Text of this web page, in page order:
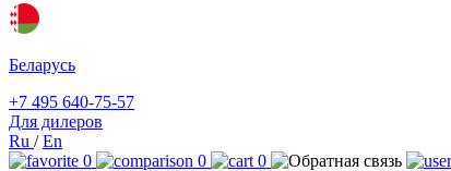
Беларусь
+7 495 640-75-57
Для дилеров
Ru /En
0
0
0